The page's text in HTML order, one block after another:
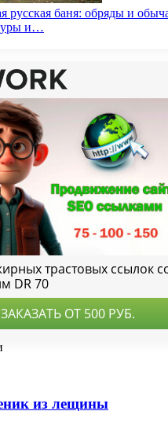
русская баня: обряды и
и…
из лещины